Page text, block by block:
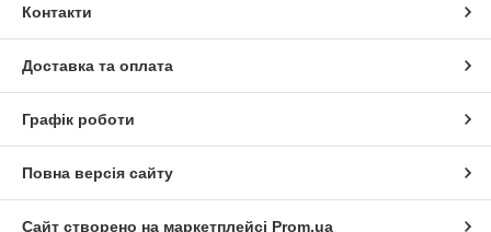
Контакти
Доставка та оплата
Графік роботи
Повна версія сайту
Сайт створено на маркетплейсі Prom.ua